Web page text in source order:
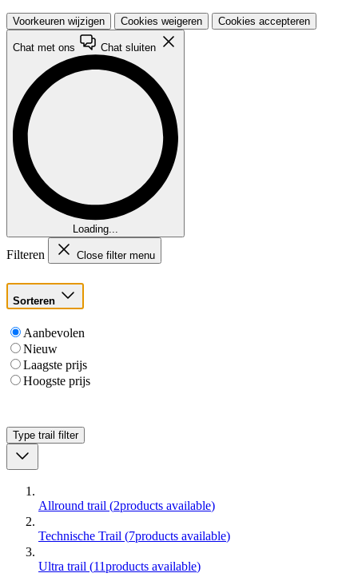
Voorkeuren wijzigen Cookies weigeren Cookies accepteren
Chat met ons Chat sluiten
Loading...
Filteren Close filter menu
Sorteren
Aanbevolen
Nieuw
Laagste prijs
Hoogste prijs
Type trail filter
Allround trail (2products available)
Technische Trail (7products available)
Ultra trail (11products available)